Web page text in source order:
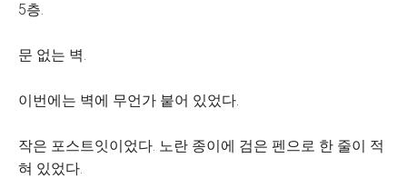
5층.
문 없는 벽.
이번에는 벽에 무언가 붙어 있었다.
작은 포스트잇이었다. 노란 종이에 검은 펜으로 한 줄이 적
혀 있었다.